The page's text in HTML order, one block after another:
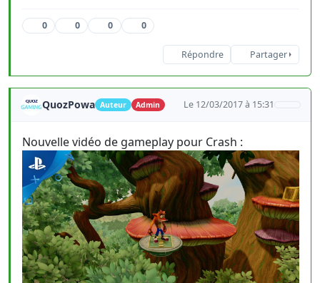
0 0 0 0
Répondre Partager
QuozPowa Auteur Admin Le 12/03/2017 à 15:31
Nouvelle vidéo de gameplay pour Crash :